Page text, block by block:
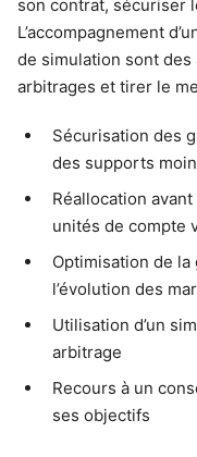
son contrat, sécuriser
L’accompagnement
de simulation sont
arbitrages et tirer le
Sécurisation des
des supports
Réallocation
unités de compte
Optimisation de
l’évolution des
Utilisation d’un
arbitrage
Recours à un
ses objectifs